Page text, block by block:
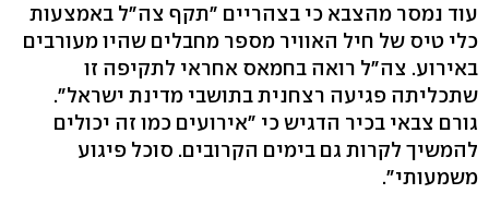
עוד נמסר מהצבא כי בצהריים "תקף צה"ל באמצעות
כלי טיס של חיל האוויר מספר מחבלים שהיו מעורבים
באירוע. צה"ל רואה בחמאס אחראי לתקיפה זו
שתכליתה פגיעה רצחנית בתושבי מדינת ישראל".
גורם צבאי בכיר הדגיש כי "אירועים כמו זה יכולים
להמשיך לקרות גם בימים הקרובים. סוכל פיגוע
משמעותי".